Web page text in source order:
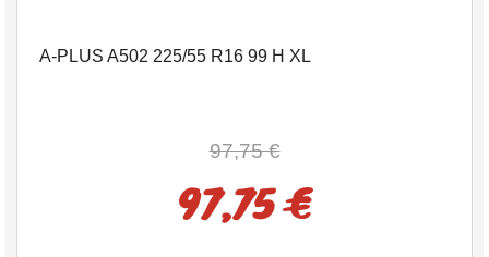
A-PLUS A502 225/55 R16 99 H XL
97,75 €
97,75 €